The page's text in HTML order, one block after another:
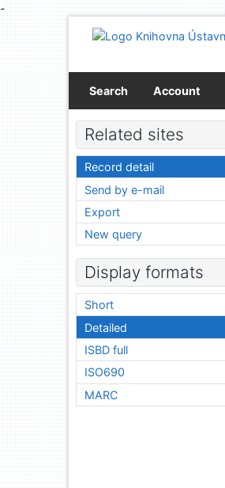
-
Go to menu
Search Account
Related sites
Record detail
Send by e-mail
Export
New query
Display formats
Short
Detailed
ISBD full
ISO690
MARC